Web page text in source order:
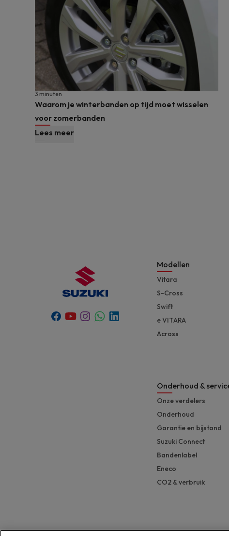
Waarom je winterbanden op tijd moet wisselen
voor zomerbanden
3 minuten
Lees meer
Facebook
YoutubeInstagram
Whatsapp
Linkedin
Modellen
Vitara
S-Cross
Swift
e VITARA
Across
Onderhoud &
Onze verdelers
Onderhoud
Garantie en bijstand
Suzuki Connect
Bandenlabel
Eneco
CO2 & verbruik